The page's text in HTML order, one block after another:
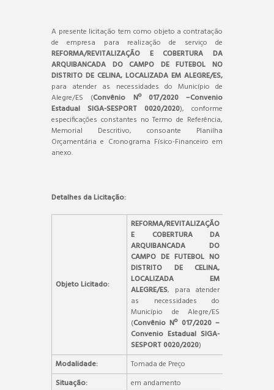
A presente licitação tem como objeto a contratação
de empresa para realização de serviço de
REFORMA/REVITALIZAÇÃO E COBERTURA DA
ARQUIBANCADA DO CAMPO DE FUTEBOL NO
DISTRITO DE CELINA, LOCALIZADA EM ALEGRE/ES,
para atender as necessidades do Município de
Alegre/ES (Convênio Nº 017/2020 –Convenio
Estadual SIGA-SESPORT 0020/2020), conforme
especificações constantes no Termo de Referência,
Memorial Descritivo, consoante Planilha
Orçamentária e Cronograma Físico-Financeiro em
anexo.
Detalhes da Licitação:
Objeto Licitado:
REFORMA/REVITALIZAÇÃO
E COBERTURA DA
ARQUIBANCADA DO
CAMPO DE FUTEBOL NO
DISTRITO DE CELINA,
LOCALIZADA EM
ALEGRE/ES, para atender
as necessidades do
Município de Alegre/ES
(Convênio Nº 017/2020 –
Convenio Estadual SIGA-
SESPORT 0020/2020)
Modalidade:
Tomada de Preço
Situação:
em andamento